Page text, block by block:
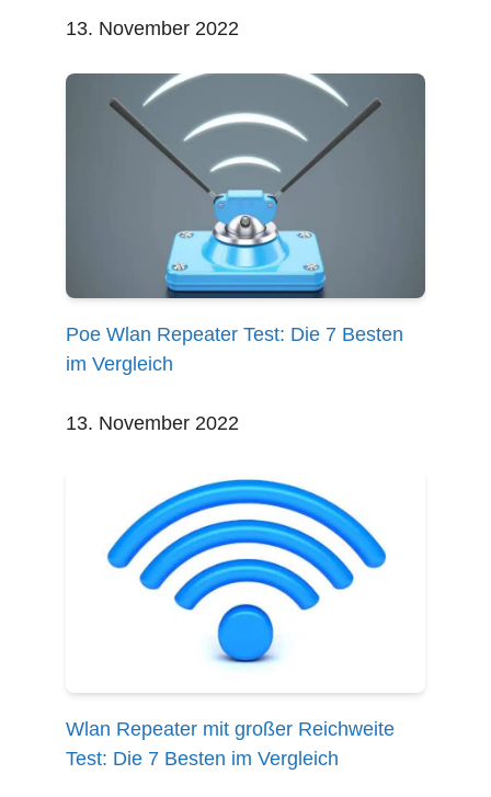
13. November 2022
Poe Wlan Repeater Test: Die 7 Besten
im Vergleich
13. November 2022
Wlan Repeater mit großer Reichweite
Test: Die 7 Besten im Vergleich